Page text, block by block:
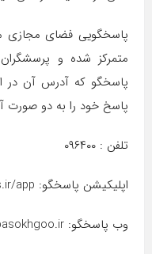
پاسخگویی فضای مجازی
متمرکز شده و پرسشگران
پاسخگو که آدرس آن در
پاسخ خود را به دو صورت
تلفن : ۰۹۶۴۰۰
اپلیکیشن پاسخگو: mmps.ir/app
وب‌ پاسخگو: my.pasokhgoo.ir